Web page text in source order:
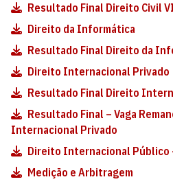
Resultado Final Direito Civil
Direito da Informática
Resultado Final Direito da
Direito Internacional Privado
Resultado Final Direito
Resultado Final – Vaga
Internacional Privado
Direito Internacional Público
Medição e Arbitragem